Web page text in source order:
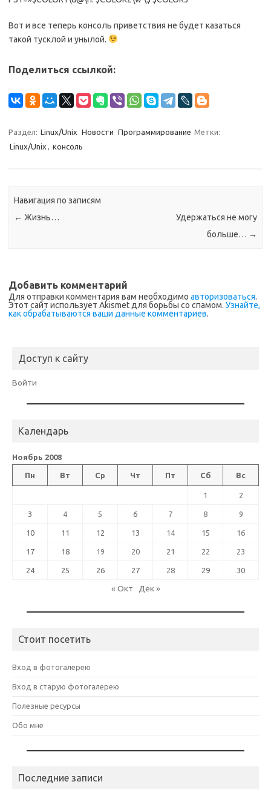
Вот и все теперь консоль приветствия не будет казаться
такой тусклой и унылой.
Поделиться ссылкой:
Раздел: Linux/Unix Новости Программирование Метки:
Linux/Unix , консоль
Навигация по записям
← Жизнь…
Удержаться не могу
больше… →
Добавить комментарий
Для отправки комментария вам необходимо авторизоваться.
Этот сайт использует Akismet для борьбы со спамом. Узнайте,
как обрабатываются ваши данные комментариев.
Доступ к сайту
Войти
Календарь
Ноябрь 2008
Пн Вт Ср Чт Пт Сб Вс
1 2
3 4 5 6 7 8 9
10 11 12 13 14 15 16
17 18 19 20 21 22 23
24 25 26 27 28 29 30
« Окт Дек »
Стоит посетить
Вход в фотогалерею
Вход в старую фотогалерею
Полезные ресурсы
Обо мне
Последние записи